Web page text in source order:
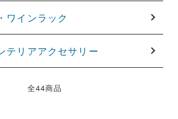
ワインラック
テリアアクセサリー
全44商品